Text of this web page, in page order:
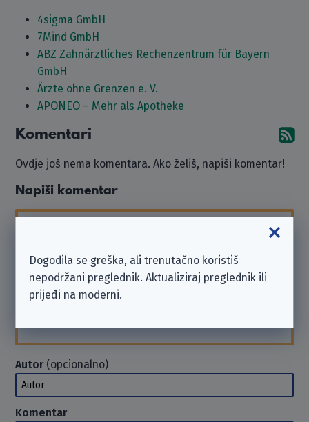
4sigma GmbH
7Mind GmbH
ABZ Zahnärztliches Rechenzentrum für Bayern
GmbH
Ärzte ohne Grenzen e. V.
APONEO – Mehr als Apotheke
Komentari
Ovdje još nema komentara. Ako želiš, napiši komentar!
Napiši komentar
poduzećem.
Ako trebaš podršku ili želiš poslati zahtjev, obrati
se poduzeću izravno. U takvim slučajevima ne
Autor(opcionalno)
Autor
Komentar
Dogodila se greška, ali trenutačno koristiš
nepodržani preglednik. Aktualiziraj preglednik ili
prijeđi na moderni.